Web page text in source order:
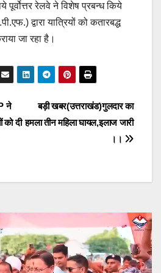
पूर्वोत्तर रेलवे ने विशेष प्रबन्ध किये
द्वारा यात्रियों को कतारबद्ध
जा रहा है।
बड़ी खबर(उत्तराखंड)गुलदार का
हमला तीन महिला घायल,इलाज जारी
।।
ने
को दी